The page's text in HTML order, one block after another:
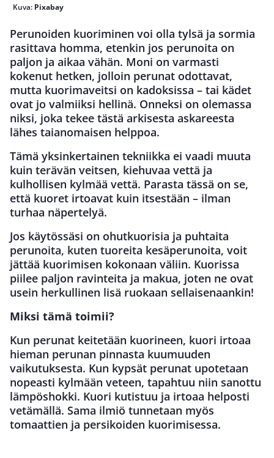
Kuva: Pixabay
Perunoiden kuoriminen voi olla tylsä ja sormia
rasittava homma, etenkin jos perunoita on
paljon ja aikaa vähän. Moni on varmasti
kokenut hetken, jolloin perunat odottavat,
mutta kuorimaveitsi on kadoksissa – tai kädet
ovat jo valmiiksi hellinä. Onneksi on olemassa
niksi, joka tekee tästä arkisesta askareesta
lähes taianomaisen helppoa.
Tämä yksinkertainen tekniikka ei vaadi muuta
kuin terävän veitsen, kiehuvaa vettä ja
kulhollisen kylmää vettä. Parasta tässä on se,
että kuoret irtoavat kuin itsestään – ilman
turhaa näpertelyä.
Jos käytössäsi on ohutkuorisia ja puhtaita
perunoita, kuten tuoreita kesäperunoita, voit
jättää kuorimisen kokonaan väliin. Kuorissa
piilee paljon ravinteita ja makua, joten ne ovat
usein herkullinen lisä ruokaan sellaisenaankin!
Miksi tämä toimii?
Kun perunat keitetään kuorineen, kuori irtoaa
hieman perunan pinnasta kuumuuden
vaikutuksesta. Kun kypsät perunat upotetaan
nopeasti kylmään veteen, tapahtuu niin sanottu
lämpöshokki. Kuori kutistuu ja irtoaa helposti
vetämällä. Sama ilmiö tunnetaan myös
tomaattien ja persikoiden kuorimisessa.